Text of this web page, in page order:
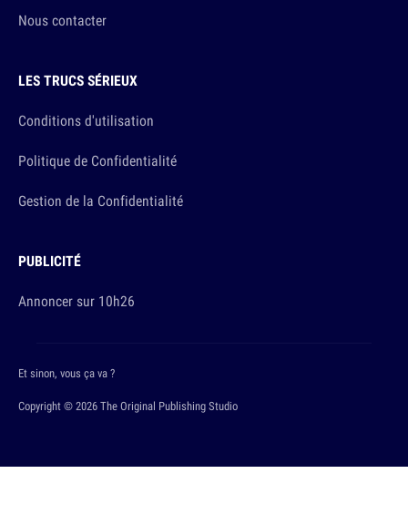
Nous contacter
LES TRUCS SÉRIEUX
Conditions d'utilisation
Politique de Confidentialité
Gestion de la Confidentialité
PUBLICITÉ
Annoncer sur 10h26
Copyright © 2026 The Original Publishing Studio
Et sinon, vous ça va ?